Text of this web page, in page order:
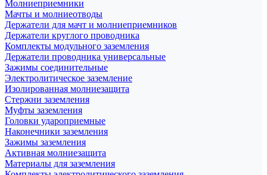
Молниеприемники
Мачты и молниеотводы
Держатели для мачт и молниеприемников
Держатели круглого проводника
Комплекты модульного заземления
Держатели проводника универсальные
Зажимы соединительные
Электролитическое заземление
Изолированная молниезащита
Стержни заземления
Муфты заземления
Головки удароприемные
Наконечники заземления
Зажимы заземления
Активная молниезащита
Материалы для заземления